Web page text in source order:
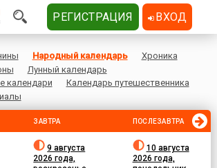
Народный календарь
Хроника
Лунный календарь
календари
Календарь путешественника
ЗАВТРА
9 августа
2026 года,
ПОСЛЕЗАВТРА
10 августа
2026 года,
РЕГИСТРАЦИЯ ВХОД